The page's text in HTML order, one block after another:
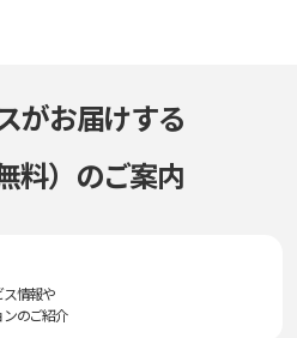
がお届けする
料）のご案内
情報や
のご紹介